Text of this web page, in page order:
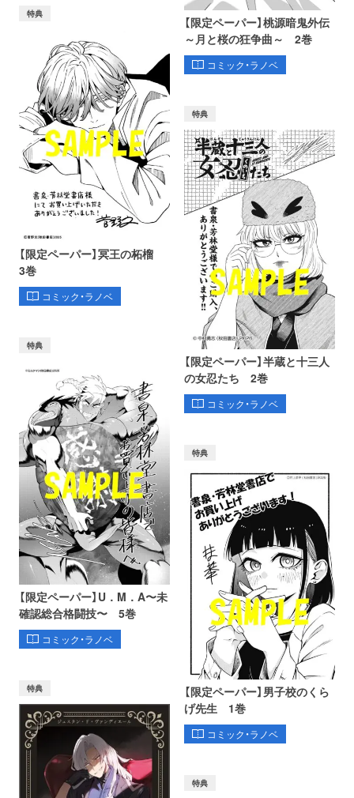
【限定ペーパー】桃源暗鬼外伝
～月と桜の狂争曲～ 2巻
コミック・ラノベ
特典
【限定ペーパー】冥王の柘榴
3巻
コミック・ラノベ
特典
【限定ペーパー】半蔵と十三人
の女忍たち 2巻
コミック・ラノベ
特典
【限定ペーパー】U．M．A〜未
確認総合格闘技〜 5巻
コミック・ラノベ
特典
【限定ペーパー】男子校のくら
げ先生 1巻
コミック・ラノベ
特典
特典